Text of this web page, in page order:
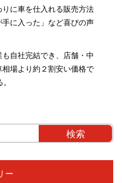
に車を仕入れる販売方法
に入った」など喜びの声
自社完結でき、店舗・中
場より約２割安い価格で
ー